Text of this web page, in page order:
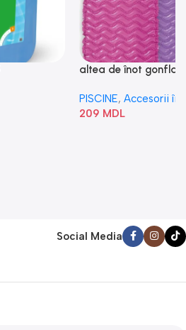
altea de înot
PISCINE, Accesorii
209 MDL
Social Media